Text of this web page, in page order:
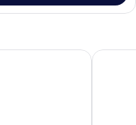
Hotel